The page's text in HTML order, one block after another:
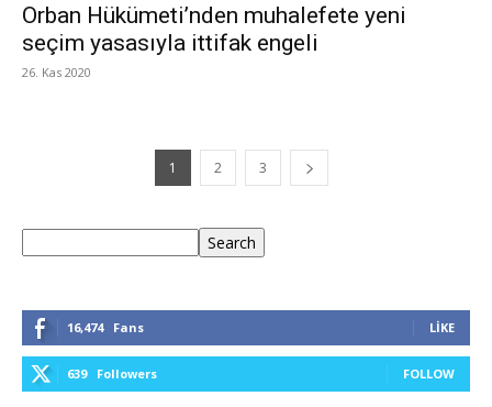
Orban Hükümeti’nden muhalefete yeni
seçim yasasıyla ittifak engeli
26. Kas 2020
1 2 3
Search
16,474 Fans LIKE
639 Followers FOLLOW